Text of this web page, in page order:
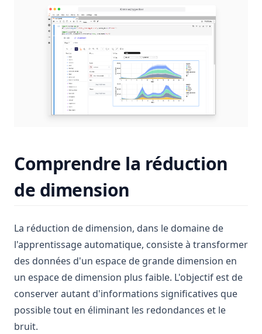
Comprendre la réduction
de dimension
La réduction de dimension, dans le domaine de
l'apprentissage automatique, consiste à transformer
des données d'un espace de grande dimension en
un espace de dimension plus faible. L'objectif est de
conserver autant d'informations significatives que
possible tout en éliminant les redondances et le
bruit.